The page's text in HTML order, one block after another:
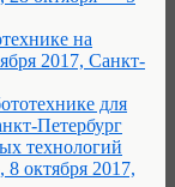
на
2017, Санкт-
для
Петербург
технологий
8 октября 2017,